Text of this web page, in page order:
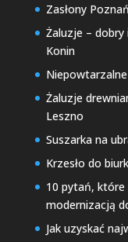
Zasłony
Żaluzje –
Konin
Żaluzje
Leszno
Suszarka na
Krzesło do
10 pytań, które
modernizacją
Jak uzyskać